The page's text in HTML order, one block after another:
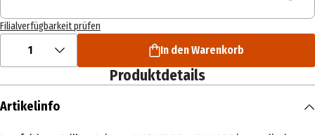
Filialverfügbarkeit prüfen
1 In den Warenkorb
Produktdetails
Artikelinfo